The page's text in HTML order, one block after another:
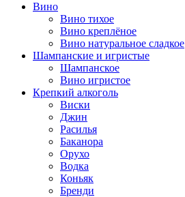
Вино
Вино тихое
Вино креплёное
Вино натуральное сладкое
Шампанские и игристые
Шампанское
Вино игристое
Крепкий алкоголь
Виски
Джин
Расилья
Баканора
Орухо
Водка
Коньяк
Бренди